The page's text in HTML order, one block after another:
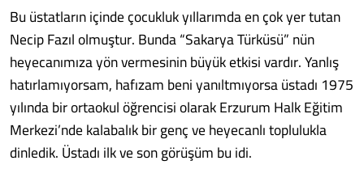
Bu üstatların içinde çocukluk yıllarımda en çok yer tutan
Necip Fazıl olmuştur. Bunda “Sakarya Türküsü” nün
heyecanımıza yön vermesinin büyük etkisi vardır. Yanlış
hatırlamıyorsam, hafızam beni yanıltmıyorsa üstadı 1975
yılında bir ortaokul öğrencisi olarak Erzurum Halk Eğitim
Merkezi’nde kalabalık bir genç ve heyecanlı toplulukla
dinledik. Üstadı ilk ve son görüşüm bu idi.